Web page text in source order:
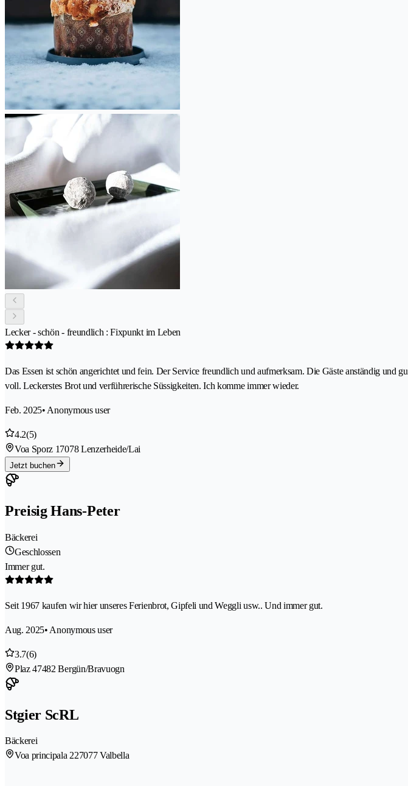
Lecker - schön - freundlich : Fixpunkt im Leben
Das Essen ist schön angerichtet und fein. Der Service freundlich und aufmerksam. Die Gäste anständig
voll. Leckerstes Brot und verführerische Süssigkeiten. Ich komme immer wieder.
Feb. 2025• Anonymous user
4.2(5)
Voa Sporz 17078 Lenzerheide/Lai
Jetzt buchen
Preisig Hans-Peter
Bäckerei
Geschlossen
Immer gut.
Seit 1967 kaufen wir hier unseres Ferienbrot, Gipfeli und Weggli usw.. Und immer gut.
Aug. 2025• Anonymous user
3.7(6)
Plaz 47482 Bergün/Bravuogn
Stgier ScRL
Bäckerei
Voa principala 227077 Valbella